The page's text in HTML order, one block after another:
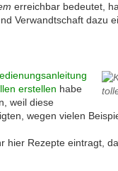
erreichbar bedeutet,
Verwandtschaft dazu
erstellen habe
weil diese
wegen vielen
hier Rezepte eintragt,